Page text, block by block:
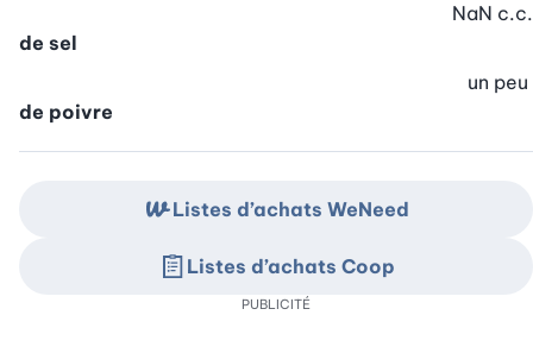
de sel
NaN c.c.
de poivre
un peu
Listes d’achats WeNeed
Listes d’achats Coop
PUBLICITÉ